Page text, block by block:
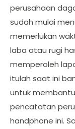
perusahaan
sudah mulai
memerlukan
laba atau rugi
memperoleh
itulah saat ini
untuk
pencatatan
handphone ini.